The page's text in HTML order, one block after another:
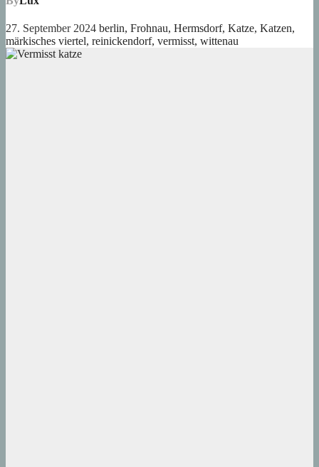
27. September 2024 berlin, Frohnau, Hermsdorf, Katze, Katzen,
märkisches viertel, reinickendorf, vermisst, wittenau